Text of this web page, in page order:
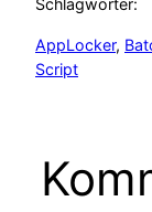
Schlagwörter:
AppLocker,
Script